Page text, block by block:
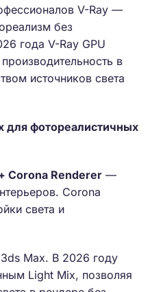
V-Ray —
без
года V-Ray GPU
в
источников света
для фотореалистичных
Corona Renderer —
Corona
света и
3ds Max. В 2026 году
Light Mix, позволяя